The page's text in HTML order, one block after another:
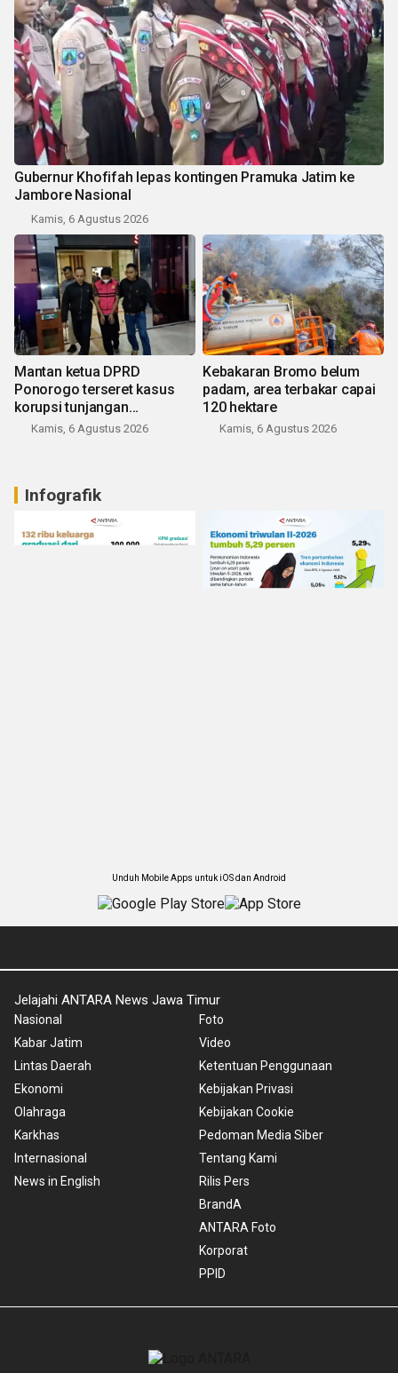
Gubernur Khofifah lepas kontingen Pramuka Jatim ke
Jambore Nasional
Kamis, 6 Agustus 2026
Mantan ketua DPRD
Ponorogo terseret kasus
korupsi tunjangan
perumahan
Kamis, 6 Agustus 2026
Kebakaran Bromo belum
padam, area terbakar capai
120 hektare
Kamis, 6 Agustus 2026
Infografik
Unduh Mobile Apps untuk iOS dan Android
Jelajahi ANTARA News Jawa Timur
Nasional
Kabar Jatim
Lintas Daerah
Ekonomi
Olahraga
Karkhas
Internasional
News in English
Foto
Video
Ketentuan Penggunaan
Kebijakan Privasi
Kebijakan Cookie
Pedoman Media Siber
Tentang Kami
Rilis Pers
BrandA
ANTARA Foto
Korporat
PPID